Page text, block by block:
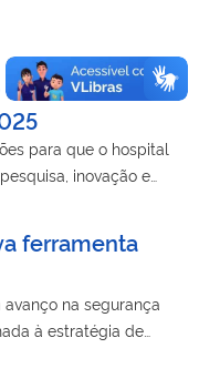
de
para que o hospital
inovação e
ferramenta
na segurança
à estratégia de